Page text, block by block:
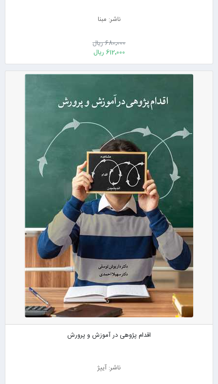
ناشر: مبنا
680٬000 ریال
612٬000 ریال
اقدام پژوهی در آموزش و پرورش
ناشر: آییژ